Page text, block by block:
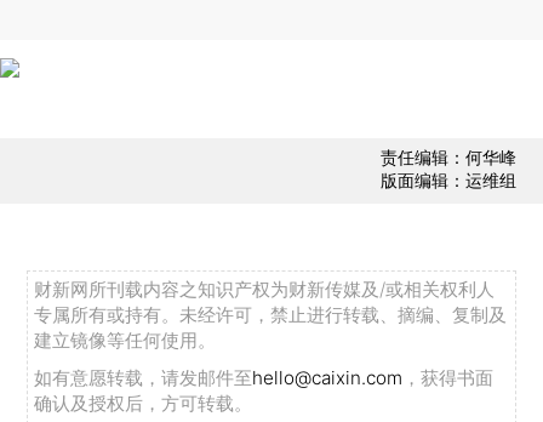
责任编辑：何华峰
版面编辑：运维组
财新网所刊载内容之知识产权为财新传媒及/或相关权利人
专属所有或持有。未经许可，禁止进行转载、摘编、复制及
建立镜像等任何使用。
如有意愿转载，请发邮件至hello@caixin.com ，获得书面
确认及授权后，方可转载。